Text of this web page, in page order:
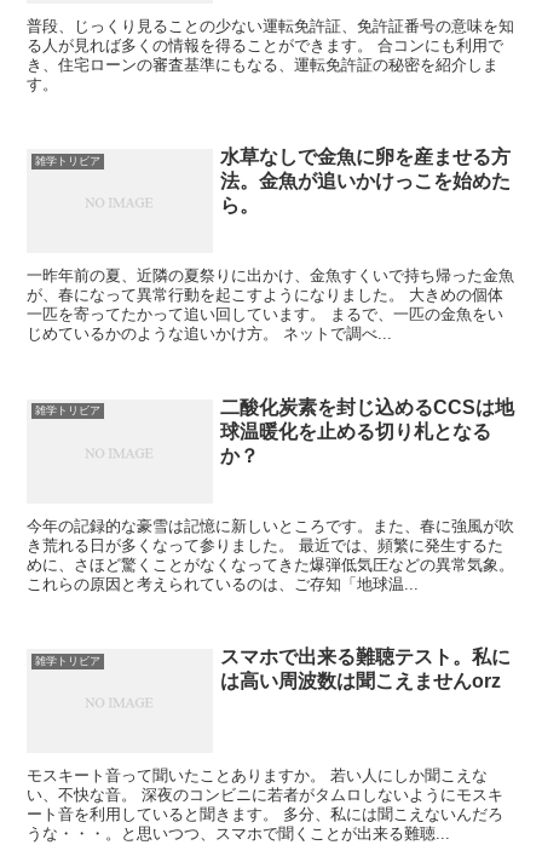
普段、じっくり見ることの少ない運転免許証、免許証番号の意味を知
る人が見れば多くの情報を得ることができます。 合コンにも利用で
き、住宅ローンの審査基準にもなる、運転免許証の秘密を紹介しま
す。
雑学トリビア
水草なしで金魚に卵を産ませる方
法。金魚が追いかけっこを始めた
ら。
一昨年前の夏、近隣の夏祭りに出かけ、金魚すくいで持ち帰った金魚
が、春になって異常行動を起こすようになりました。 大きめの個体
一匹を寄ってたかって追い回しています。 まるで、一匹の金魚をい
じめているかのような追いかけ方。 ネットで調べ...
雑学トリビア
二酸化炭素を封じ込めるCCSは地
球温暖化を止める切り札となる
か？
今年の記録的な豪雪は記憶に新しいところです。また、春に強風が吹
き荒れる日が多くなって参りました。 最近では、頻繁に発生するた
めに、さほど驚くことがなくなってきた爆弾低気圧などの異常気象。
これらの原因と考えられているのは、ご存知「地球温...
雑学トリビア
スマホで出来る難聴テスト。私に
は高い周波数は聞こえませんorz
モスキート音って聞いたことありますか。 若い人にしか聞こえな
い、不快な音。 深夜のコンビニに若者がタムロしないようにモスキ
ート音を利用していると聞きます。 多分、私には聞こえないんだろ
うな・・・。と思いつつ、スマホで聞くことが出来る難聴...